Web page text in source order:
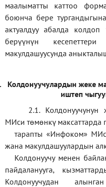
маалыматты каттоо
боюнча бере
актуалдуу абалда
берүүнүн
макулдашуусунда
Колдонуучулардын жеке
иштеп
2.1.
МИси төмөнкү максаттарда
тарапты «Инфоком»
жана макулдашуулардын
Колдонуучу менен
пайдаланууга,
Колдонуучудан